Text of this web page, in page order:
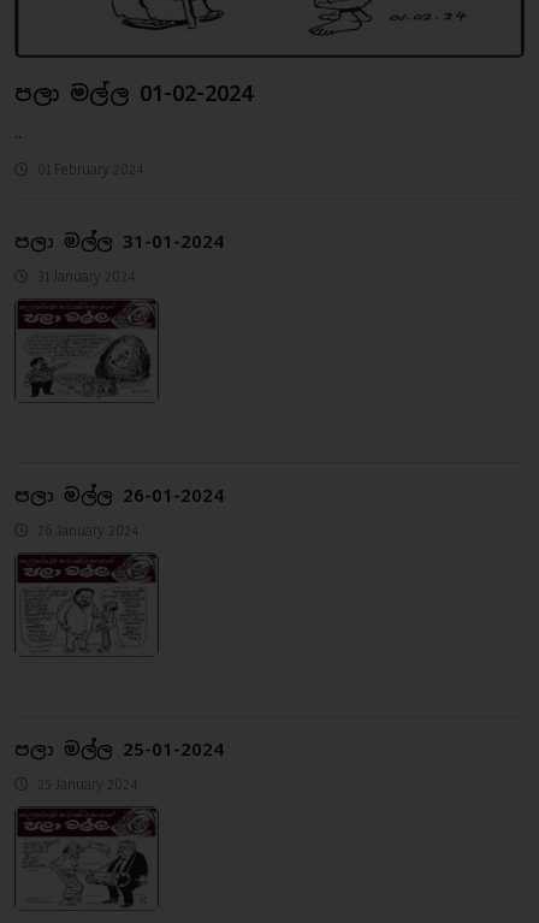
පලා මල්ල 01-02-2024
..
01 February 2024
පලා මල්ල 31-01-2024
31 January 2024
පලා මල්ල 26-01-2024
26 January 2024
පලා මල්ල 25-01-2024
25 January 2024